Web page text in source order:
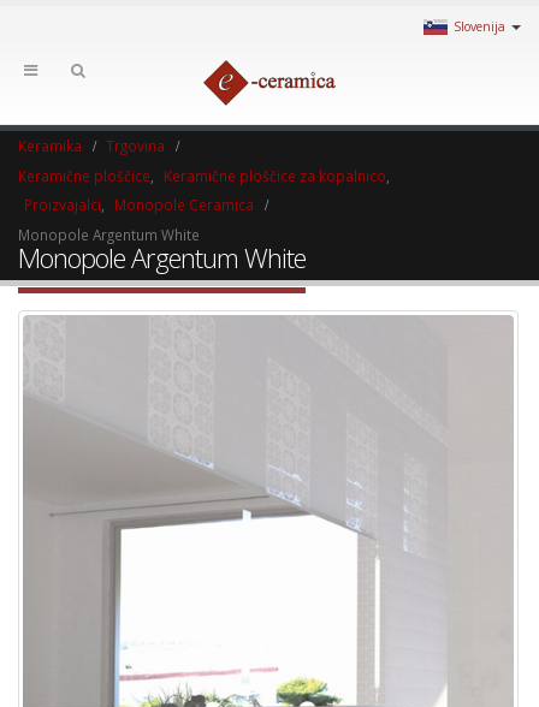
Slovenija
Keramika
Trgovina
Keramične ploščice
Keramične ploščice za kopalnico
Proizvajalci
Monopole Ceramica
Monopole Argentum White
Monopole Argentum White